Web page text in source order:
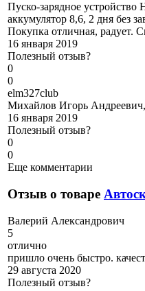
Пуско-зарядное
аккумулятор 8,6, 2 дня без
Покупка отличная, радует.
16 января 2019
Полезный отзыв?
0
0
elm327club
Михайлов Игорь
16 января 2019
Полезный отзыв?
0
0
Еще комментарии
Отзыв о товаре
Валерий Александрович
5
отлично
пришло очень быстро.
29 августа 2020
Полезный отзыв?